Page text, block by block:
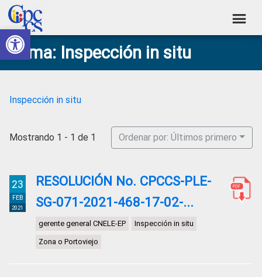
Abrir barra de herramientas
Skip
to
primary
navigation
Skip
to
main
content
Skip
to
primary
sidebar
Skip
to
footer
Consejo
de
Ciudadana
Control
Construyendo
Poder
Ciudadano
Tema: Inspección in situ
Inspección in situ
Mostrando 1 - 1 de 1 Ordenar por: Últimos primero
23
FEB
2021
RESOLUCIÓN No. CPCCS-PLE-
SG-071-2021-468-17-02-...
gerente general CNELE-EP Inspección in situ
Zona o Portoviejo